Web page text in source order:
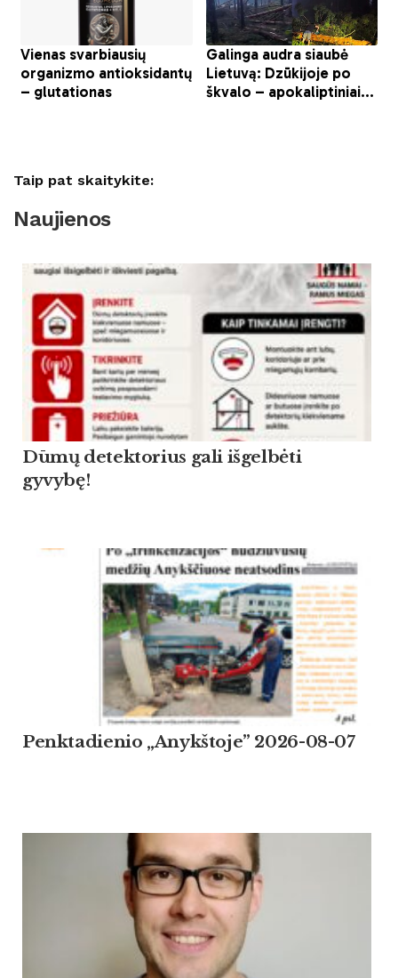
Taip pat skaitykite:
Naujienos
Dūmų detektorius gali išgelbėti
gyvybę!
Penktadienio „Anykštoje” 2026-08-07